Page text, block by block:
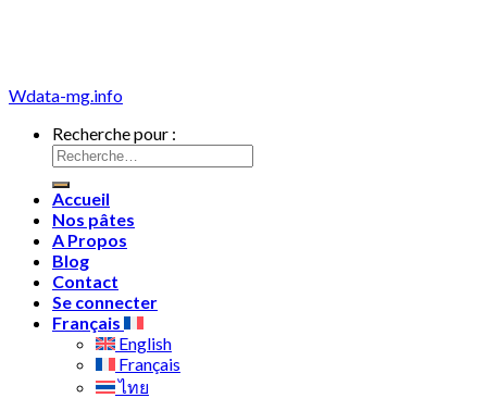
Wdata-mg.info
Recherche pour :
Accueil
Nos pâtes
A Propos
Blog
Contact
Se connecter
Français
English
Français
ไทย